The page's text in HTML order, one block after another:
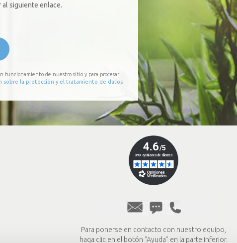
al siguiente enlace.
funcionamiento de nuestro sitio y para procesar
sobre la protección y el tratamiento de datos
Para ponerse en contacto con nuestro equipo,
haga clic en el botón "Ayuda" en la parte inferior.